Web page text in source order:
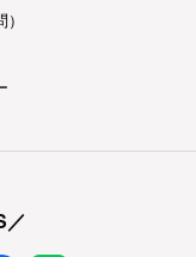
／